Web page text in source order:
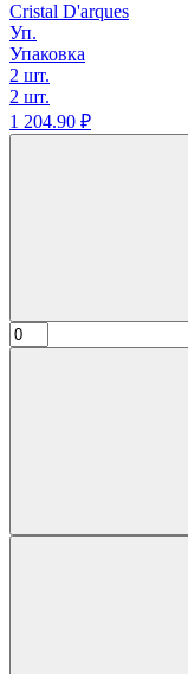
Cristal D'arques
Уп.
Упаковка
2 шт.
2 шт.
1 204.90 ₽